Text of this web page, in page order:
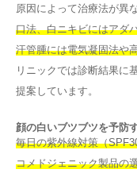
原因によって治療法が異
口法、白ニキビにはアダ
汗管腫には電気凝固法や
リニックでは診断結果に
提案しています。
顔の白いブツブツを予防
毎日の紫外線対策（
コメドジェニック製品の